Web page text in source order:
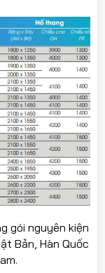
gói nguyên kiện
Bản, Hàn Quốc